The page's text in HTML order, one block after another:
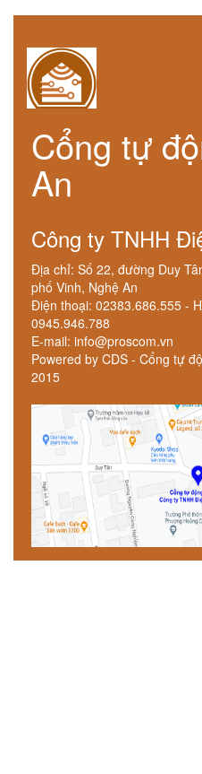
Cổng tự
An
Công ty TNHH
Địa chỉ: Số 22, đường Duy
phố Vinh, Nghệ An
Điện thoại: 02383.686.555 -
0945.946.788
E-mail: info@proscom.vn
Powered by CDS - Cổng tự
2015